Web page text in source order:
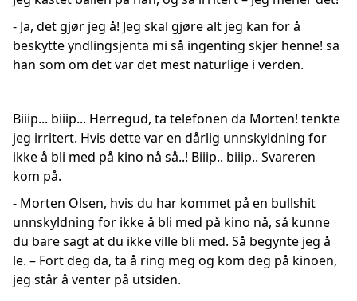
- Ja, det gjør jeg å! Jeg skal gjøre alt jeg kan for å
beskytte yndlingsjenta mi så ingenting skjer henne! sa
han som om det var det mest naturlige i verden.
Biiip... biiip... Herregud, ta telefonen da Morten! tenkte
jeg irritert. Hvis dette var en dårlig unnskyldning for
ikke å bli med på kino nå så..! Biiip.. biiip.. Svareren
kom på.
- Morten Olsen, hvis du har kommet på en bullshit
unnskyldning for ikke å bli med på kino nå, så kunne
du bare sagt at du ikke ville bli med. Så begynte jeg å
le. – Fort deg da, ta å ring meg og kom deg på kinoen,
jeg står å venter på utsiden.